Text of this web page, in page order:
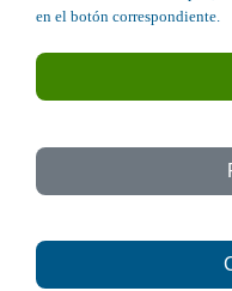
Talavera de la
C/ Puerta del Sol,
en el botón correspondiente.